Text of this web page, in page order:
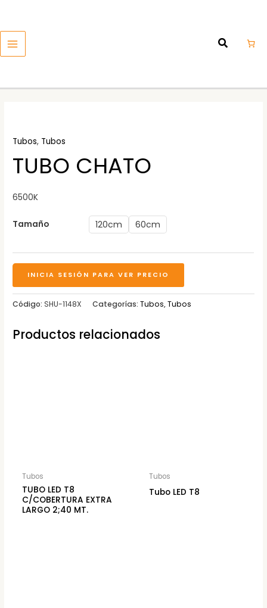
MENU
Tubos, Tubos
TUBO CHATO
6500K
Tamaño 120cm 60cm
INICIA SESIÓN PARA VER PRECIO
Código:SHU-1148X Categorías:Tubos,Tubos
Productos relacionados
Tubos
TUBO LED T8
C/COBERTURA EXTRA
LARGO 2;40 MT.
Tubos
Tubo LED T8